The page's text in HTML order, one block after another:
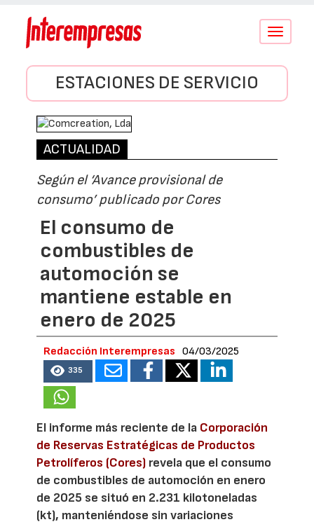
Conmutar
ESTACIONES DE SERVICIO
ACTUALIDAD
Según el ‘Avance provisional de
consumo’ publicado por Cores
El consumo de
combustibles de
automoción se
mantiene estable en
enero de 2025
Redacción Interempresas 04/03/2025
335
El informe más reciente de la Corporación
de Reservas Estratégicas de Productos
Petrolíferos (Cores) revela que el consumo
de combustibles de automoción en enero
de 2025 se situó en 2.231 kilotoneladas
(kt), manteniéndose sin variaciones